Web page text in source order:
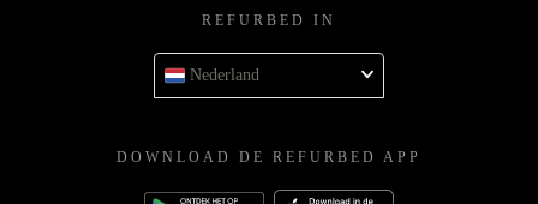
REFURBED IN
Nederland
DOWNLOAD DE REFURBED APP